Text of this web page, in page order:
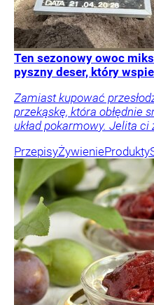
Ten sezonowy owoc
pyszny deser, który
Zamiast kupować
przekąskę, która obłędnie
układ pokarmowy. Jelita ci
PrzepisyŻywienieProdukty